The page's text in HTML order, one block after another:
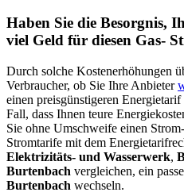
Haben Sie die Besorgnis,
viel Geld für diesen Gas-
Durch solche Kostenerhöhungen
Verbraucher, ob Sie Ihre Anbieter
einen preisgünstigeren
Fall, dass Ihnen teure
Sie ohne Umschweife einen
Stromtarife mit dem
Elektrizitäts- und Wasserwerk,
Burtenbach vergleichen, ein
Burtenbach wechseln.